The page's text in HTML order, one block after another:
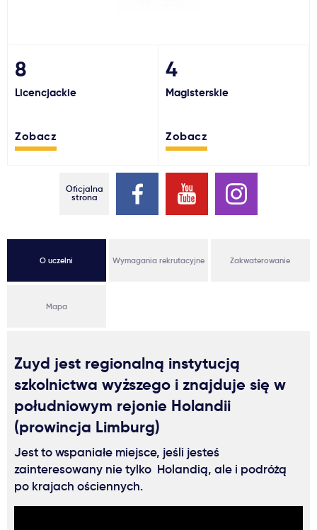
Usługi
Aktualności
8
Licencjackie
Zobacz
4
Magisterskie
Zobacz
Oficjalna
strona
O uczelni Wymagania rekrutacyjne Zakwaterowanie
Mapa
Zuyd jest regionalną instytucją
szkolnictwa wyższego i znajduje się w
południowym rejonie Holandii
(prowincja Limburg)
Jest to wspaniałe miejsce, jeśli jesteś
zainteresowany nie tylko Holandią, ale i podróżą
po krajach ościennych.